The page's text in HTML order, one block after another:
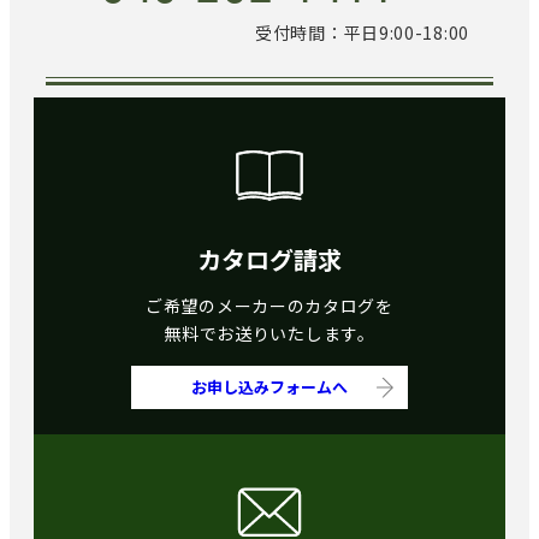
受付時間：平日9:00-18:00
カタログ請求
ご希望のメーカーのカタログを
無料でお送りいたします。
お申し込みフォームへ